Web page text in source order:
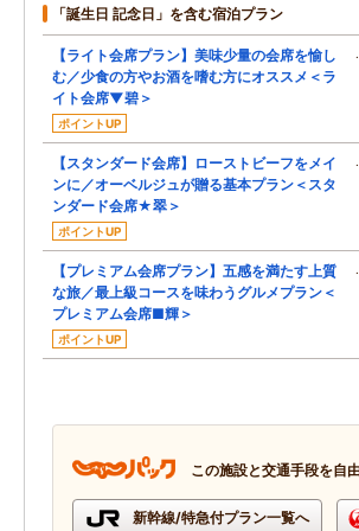
「誕生日 記念日」を含む宿泊プラン
【ライト会席プラン】美味少量の会席を愉し
む／少食の方やお酒を嗜む方にオススメ＜ラ
イト会席▼碧＞
ポイントUP
【スタンダード会席】ローストビーフをメイ
ンに／オーベルジュが贈る基本プラン＜スタ
ンダード会席★翠＞
ポイントUP
【プレミアム会席プラン】五感を満たす上質
な旅／最上級コースを味わうグルメプラン＜
プレミアム会席■輝＞
ポイントUP
この施設と交通手段を自
新幹線/特急付プラン一覧へ